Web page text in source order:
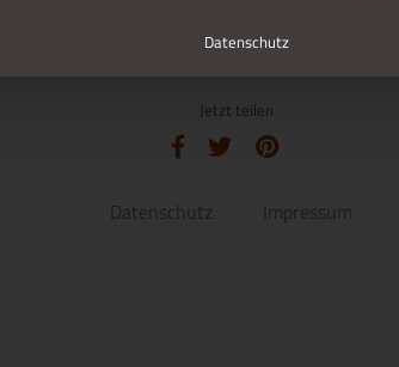
Jetzt teilen
Datenschutz Impressum
Datenschutz